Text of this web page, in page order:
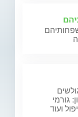
גורמי
ועוד